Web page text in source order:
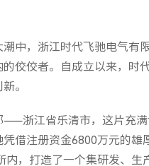
中，浙江时代飞驰电气有
佼佼者。自成立以来，时
。
——浙江省乐清市，这片充
借注册资金6800万元的雄
，打造了一个集研发、生